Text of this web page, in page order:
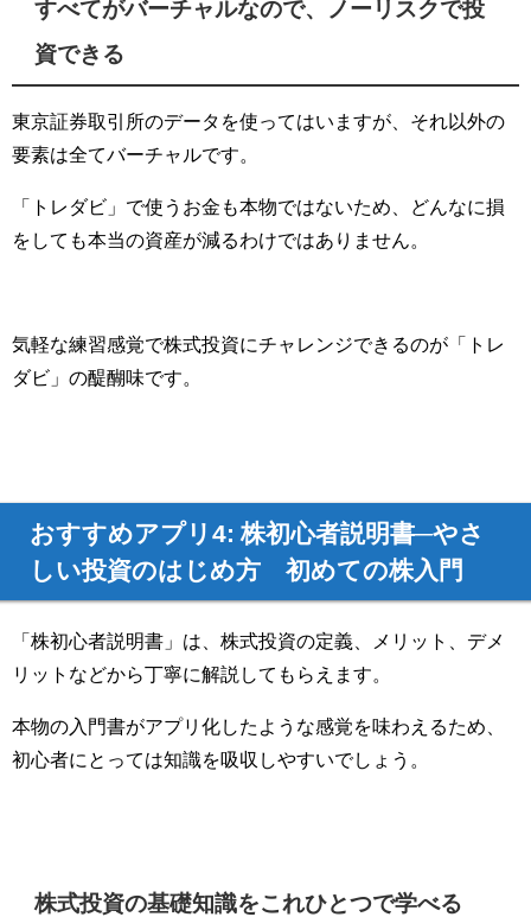
すべてがバーチャルなので、ノーリスクで投
資できる
東京証券取引所のデータを使ってはいますが、それ以外の
要素は全てバーチャルです。
「トレダビ」で使うお金も本物ではないため、どんなに損
をしても本当の資産が減るわけではありません。
気軽な練習感覚で株式投資にチャレンジできるのが「トレ
ダビ」の醍醐味です。
おすすめアプリ4: 株初心者説明書─やさ
しい投資のはじめ方 初めての株入門
「株初心者説明書」は、株式投資の定義、メリット、デメ
リットなどから丁寧に解説してもらえます。
本物の入門書がアプリ化したような感覚を味わえるため、
初心者にとっては知識を吸収しやすいでしょう。
株式投資の基礎知識をこれひとつで学べる